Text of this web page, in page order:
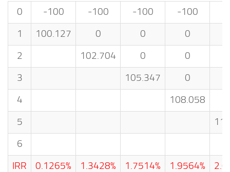
0 -100 -100 -100 -100
1
100.127 0 0 0
2
102.704 0 0
3
105.347 0
4
108.058
5
6
IRR
0.1265% 1.3428% 1.7514% 1.9564%